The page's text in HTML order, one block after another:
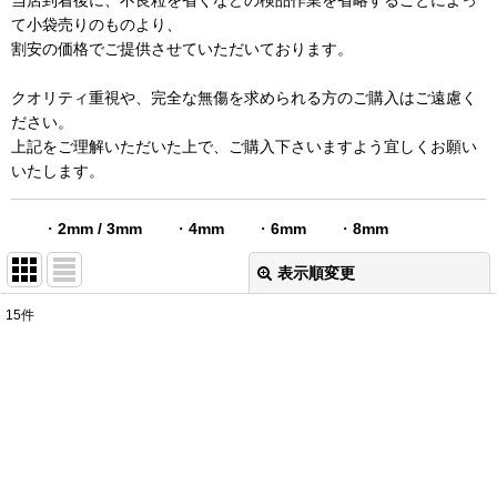
て小袋売りのものより、
割安の価格でご提供させていただいております。
クオリティ重視や、完全な無傷を求められる方のご購入はご遠慮く
ださい。
上記をご理解いただいた上で、ご購入下さいますよう宜しくお願い
いたします。
・ 2mm / 3mm ・ 4mm ・ 6mm ・ 8mm
表示順変更
15件